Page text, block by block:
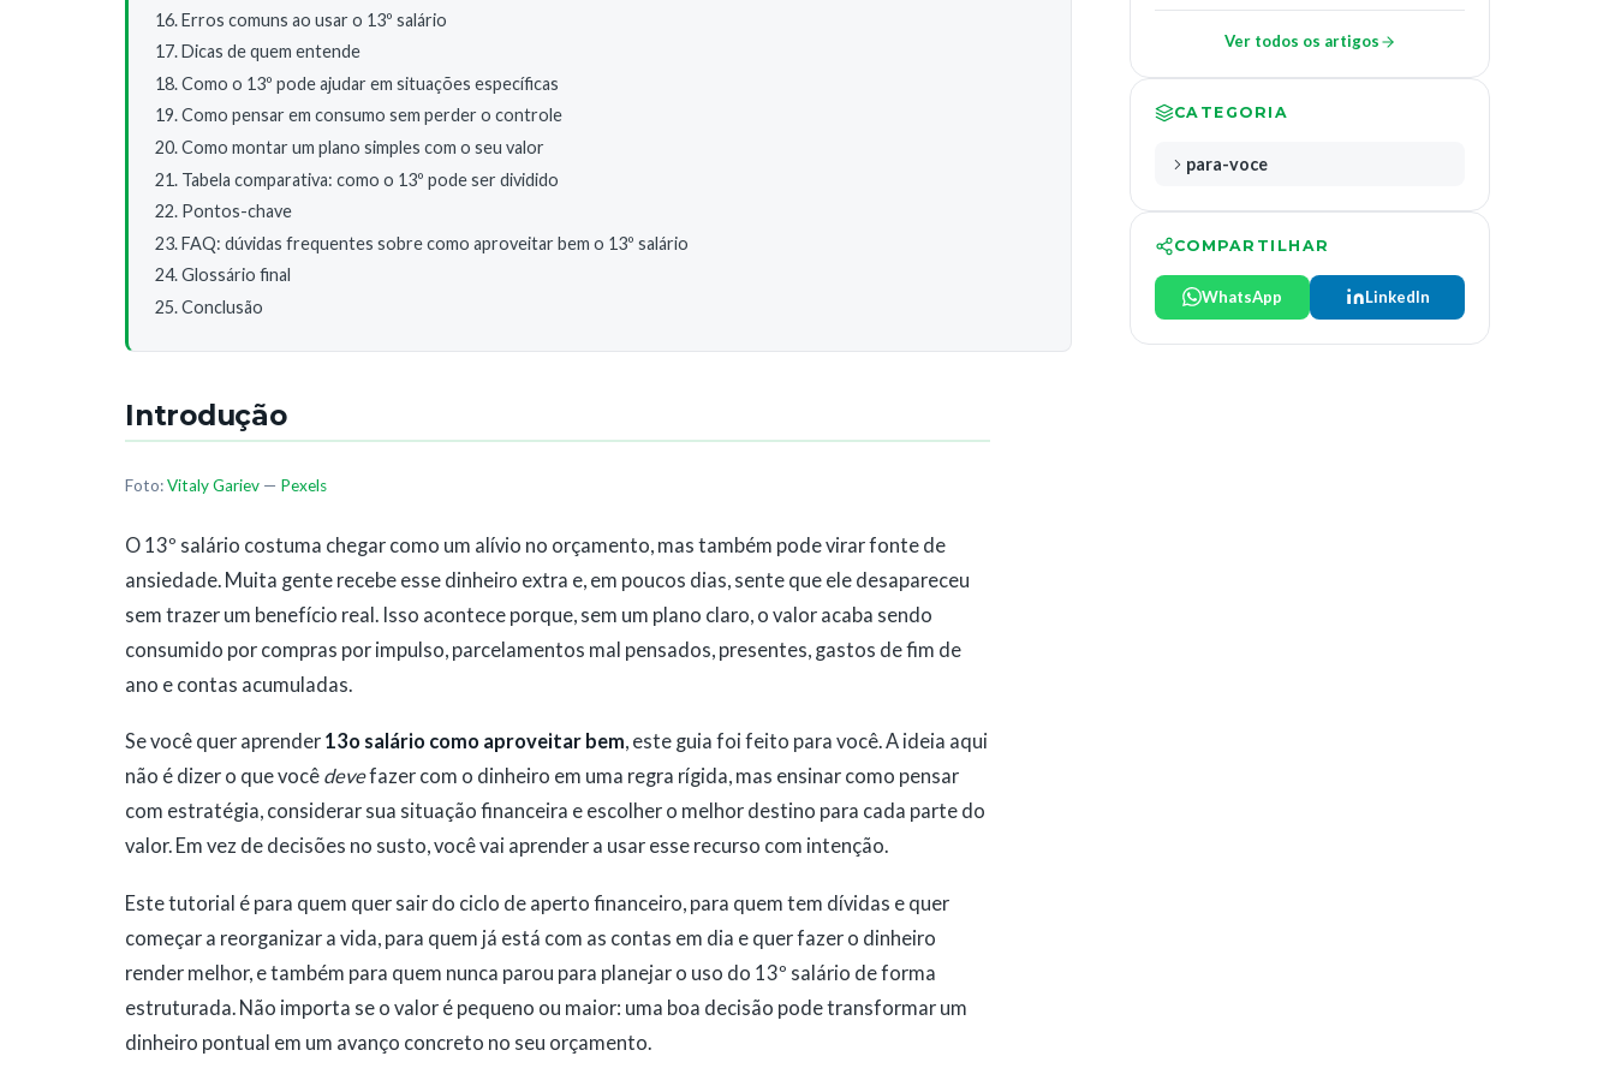
Erros comuns ao usar o 13º salário
Dicas de quem entende
Como o 13º pode ajudar em situações específicas
Como pensar em consumo sem perder o controle
Como montar um plano simples com o seu valor
Tabela comparativa: como o 13º pode ser dividido
Pontos-chave
FAQ: dúvidas frequentes sobre como aproveitar bem o 13º salário
Glossário final
Conclusão
Introdução
Foto:Vitaly Gariev — Pexels
O 13º salário costuma chegar como um alívio no orçamento, mas também pode virar fonte de
ansiedade. Muita gente recebe esse dinheiro extra e, em poucos dias, sente que ele desapareceu
sem trazer um benefício real. Isso acontece porque, sem um plano claro, o valor acaba sendo
consumido por compras por impulso, parcelamentos mal pensados, presentes, gastos de fim de
ano e contas acumuladas.
Se você quer aprender 13o salário como aproveitar bem, este guia foi feito para você. A ideia aqui
não é dizer o que você devefazer com o dinheiro em uma regra rígida, mas ensinar como pensar
com estratégia, considerar sua situação financeira e escolher o melhor destino para cada parte do
valor. Em vez de decisões no susto, você vai aprender a usar esse recurso com intenção.
Este tutorial é para quem quer sair do ciclo de aperto financeiro, para quem tem dívidas e quer
começar a reorganizar a vida, para quem já está com as contas em dia e quer fazer o dinheiro
render melhor, e também para quem nunca parou para planejar o uso do 13º salário de forma
estruturada. Não importa se o valor é pequeno ou maior: uma boa decisão pode transformar um
dinheiro pontual em um avanço concreto no seu orçamento.
Ver todos os artigos
CATEGORIA
para-voce
COMPARTILHAR
WhatsApp LinkedIn